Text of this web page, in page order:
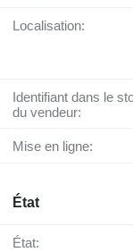
Localisation:
Identifiant dans le stock
du vendeur:
Mise en ligne:
État
État: